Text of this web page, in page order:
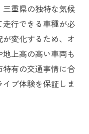
重県の独特な気候
行できる車種が必
変化するため、オ
上高の高い車両も
有の交通事情に合
ブ体験を保証しま